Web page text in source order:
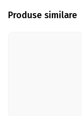
Produse similare